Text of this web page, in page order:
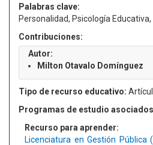
Palabras clave:
Personalidad, Psicología
Contribuciones:
Autor:
Milton Otavalo Domínguez
Tipo de recurso educativo:
Programas de estudio asociados
Recurso para aprender:
Licenciatura en Gestión Pública